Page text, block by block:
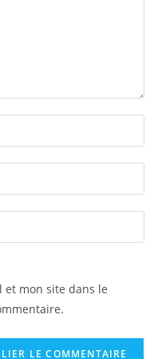
et mon site dans le